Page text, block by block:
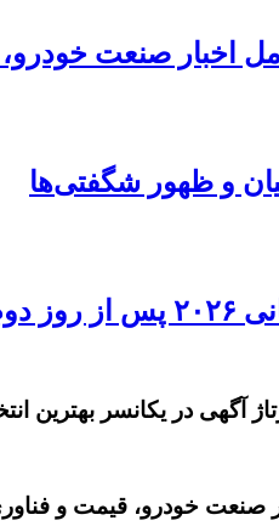
اخبار صنعت
آگهی در یکانسر بهترین
صنعت خودرو، قیمت و